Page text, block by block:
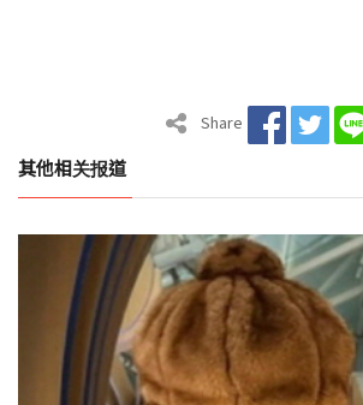
Share
其他相关报道